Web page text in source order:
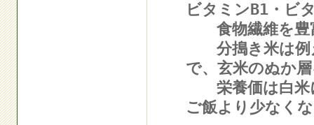
ビタミンB1・ビ
食物繊維を豊
分搗き米は例
で、玄米のぬか
栄養価は白米
ご飯より少なく